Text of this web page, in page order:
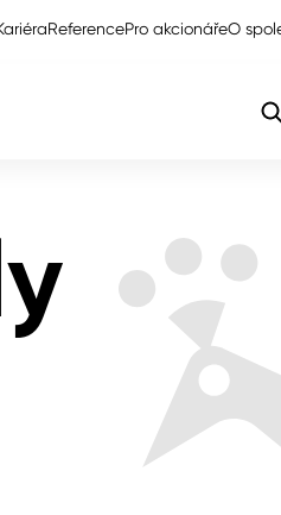
ReferencePro akcionářeO